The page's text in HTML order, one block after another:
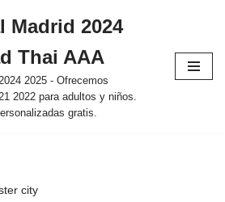
Madrid 2024
Thai AAA
2025 - Ofrecemos
2022 para adultos y niños.
gratis.
city